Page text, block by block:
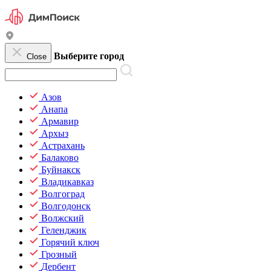
Close Выберите город
Азов
Анапа
Армавир
Архыз
Астрахань
Балаково
Буйнакск
Владикавказ
Волгоград
Волгодонск
Волжский
Геленджик
Горячий ключ
Грозный
Дербент